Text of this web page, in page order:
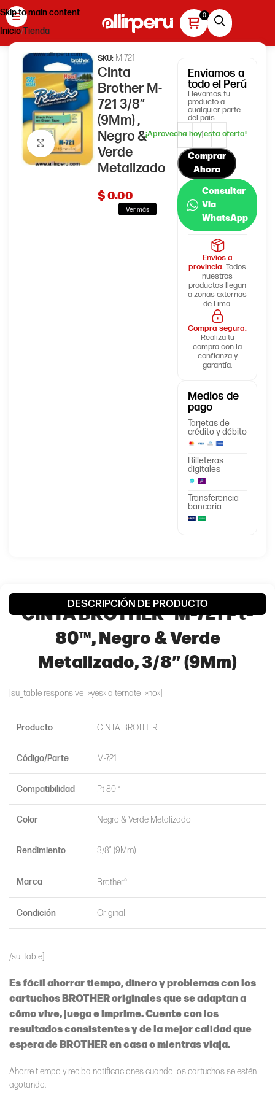
Skip to main content
Inicio Tienda
Haga clic para ampliar
SKU: M-721
Cinta
Brother M-
721 3/8″
(9Mm) ,
Negro &
Verde
Metalizado
$0.00
Ver más
Enviamos a
todo el Perú
Llevamos tu
producto a
cualquier parte
del país
Comprar
Ahora
Consultar
Via
WhatsApp
Envíos a
provincia.Todos
nuestros
productos llegan
a zonas externas
de Lima.
Compra segura.
Realiza tu
compra con la
confianza y
garantía.
Medios de
pago
Tarjetas de
crédito y débito
Billeteras
digitales
Transferencia
bancaria
DESCRIPCIÓN DE PRODUCTO
CINTA BROTHER® M-721 Pt-
80™, Negro & Verde
Metalizado, 3/8″ (9Mm)
[su_table responsive=»yes» alternate=»no»]
Producto CINTA BROTHER
Código/Parte M-721
Compatibilidad Pt-80™
Color Negro & Verde Metalizado
Rendimiento 3/8″ (9Mm)
Marca Brother®
Condición Original
/su_table]
Es fácil ahorrar tiempo, dinero y problemas con los
cartuchos BROTHER originales que se adaptan a
cómo vive, juega e imprime. Cuente con los
resultados consistentes y de la mejor calidad que
espera de BROTHER en casa o mientras viaja.
Ahorre tiempo y reciba notificaciones cuando los cartuchos se estén
agotando.